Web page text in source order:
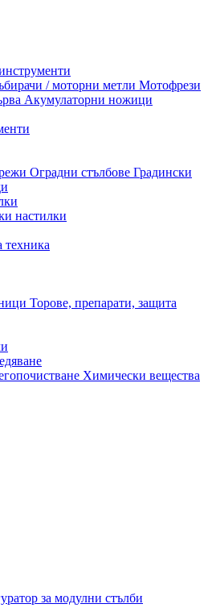
/ моторни метли Мотофрези
Акумулаторни ножици
Оградни стълбове Градински
настилки
Торове, препарати, защита
Химически вещества
за модулни стълби